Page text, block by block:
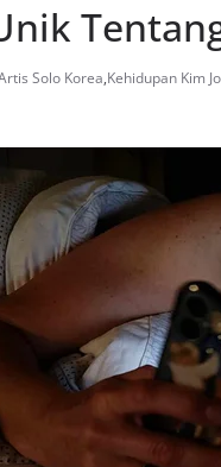
Solo Korea,Kehidupan Kim